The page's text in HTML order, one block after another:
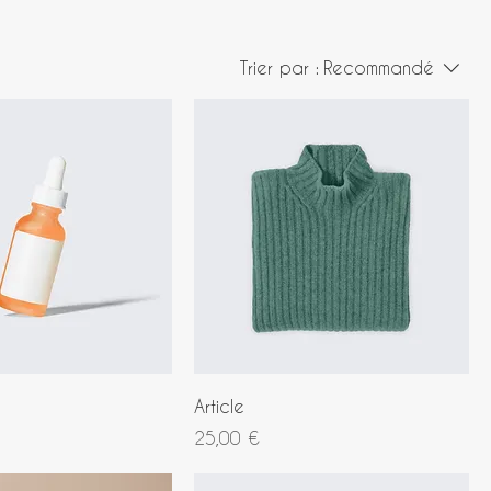
Trier par : Recommandé
Article
Prix
25,00 €